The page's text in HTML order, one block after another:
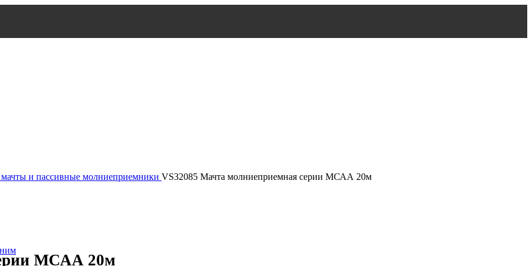
и пассивные молниеприемники VS32085 Мачта молниеприемная серии МСАА 20м
МСАА 20м